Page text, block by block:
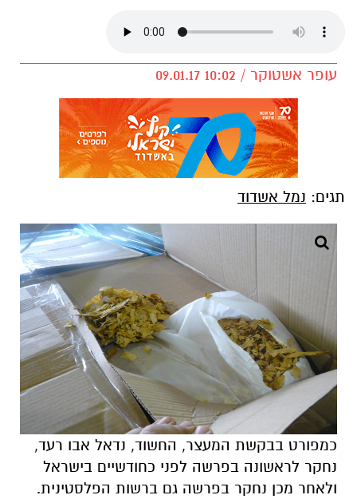
עופר אשטוקר / 10:02 09.01.17
תגים: נמל אשדוד
כמפורט בבקשת המעצר, החשוד, נדאל אבו רעד,
נחקר לראשונה בפרשה לפני כחודשיים בישראל
ולאחר מכן נחקר בפרשה גם ברשות הפלסטינית.